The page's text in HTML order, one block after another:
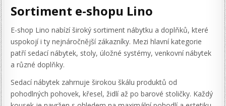
Sortiment e-shopu Lino
E-shop Lino nabízí široký sortiment nábytku a doplňků, které
uspokojí i ty nejnáročnější zákazníky. Mezi hlavní kategorie
patří sedací nábytek, stoly, úložné systémy, venkovní nábytek
a různé doplňky.
Sedací nábytek zahrnuje širokou škálu produktů od
pohodlných pohovek, křesel, židlí až po barové stoličky. Každý